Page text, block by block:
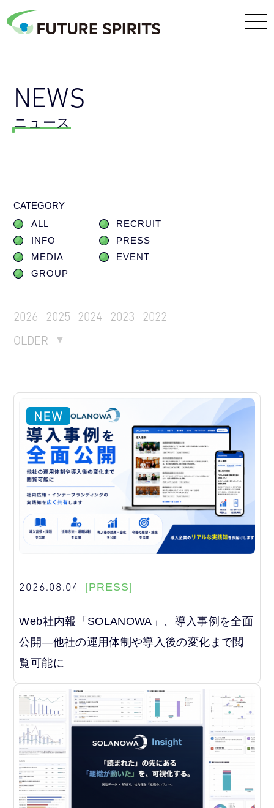
NEWS
ニュース
CATEGORY
ALL
RECRUIT
INFO
PRESS
MEDIA
EVENT
GROUP
2026 2025 2024 2023
2022
OLDER
2026.08.04 [PRESS]
Web社内報「SOLANOWA」、導入事例を全面
公開―他社の運用体制や導入後の変化まで閲
覧可能に